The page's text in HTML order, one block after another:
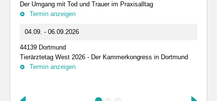
Der Umgang mit Tod und Trauer im Praxisalltag
Termin anzeigen
04.09. - 06.09.2026
44139 Dortmund
Tierärztetag West 2026 - Der Kammerkongress in Dortmund
Termin anzeigen